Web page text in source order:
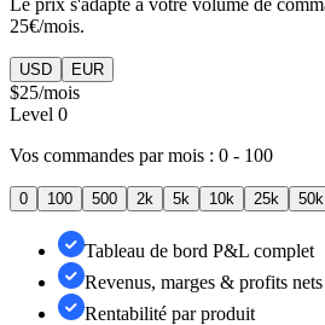
25€/mois.
USD EUR
$25/mois
Level 0
Vos commandes par mois : 0 - 100
0 100 500 2k 5k 10k 25k 50k
Tableau de bord P&L complet
Revenus, marges & profits nets
Rentabilité par produit